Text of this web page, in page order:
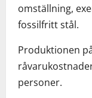
omställning,
fossilfritt stål.
Produktionen
personer.